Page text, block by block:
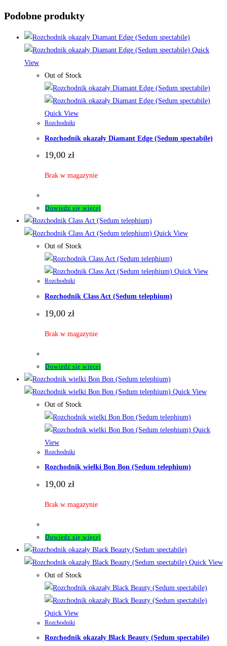
Podobne produkty
Quick
View
Out of Stock
Quick View
Rozchodniki
Rozchodnik okazały Diamant Edge (Sedum spectabile)
19,00 zł
Brak w magazynie
Dowiedz się więcej
Quick View
Out of Stock
Quick View
Rozchodniki
Rozchodnik Class Act (Sedum telephium)
19,00 zł
Brak w magazynie
Dowiedz się więcej
Quick View
Out of Stock
Quick
View
Rozchodniki
Rozchodnik wielki Bon Bon (Sedum telephium)
19,00 zł
Brak w magazynie
Dowiedz się więcej
Quick View
Out of Stock
Quick View
Rozchodniki
Rozchodnik okazały Black Beauty (Sedum spectabile)